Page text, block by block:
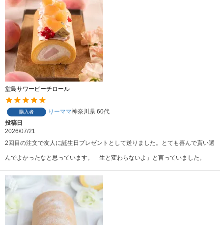
堂島サワーピーチロール
購入者 りーママ神奈川県 60代
投稿日
2026/07/21
2回目の注文で友人に誕生日プレゼントとして送りました。とても喜んで貰い選
んでよかったなと思っています。「生と変わらないよ」と言っていました。